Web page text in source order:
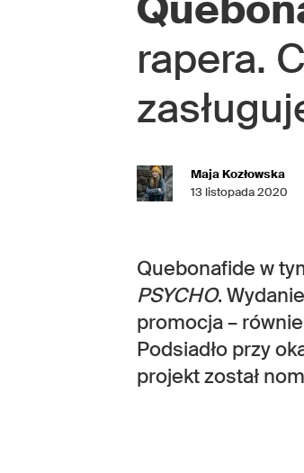
rapera.
Maja Kozłowska
13 listopada 2020
Quebonafide w
PSYCHO.
promocja –
Podsiadło przy
projekt został